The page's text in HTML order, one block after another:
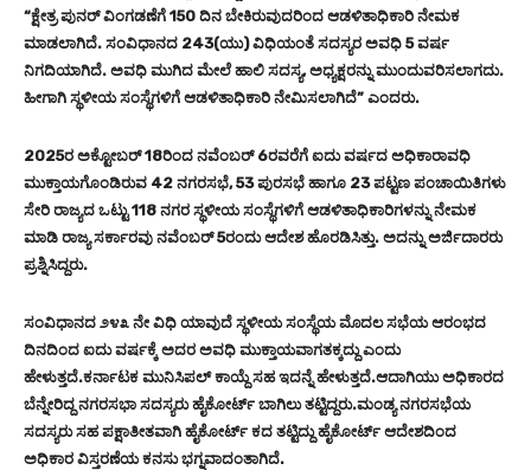
“ಕ್ಷೇತ್ರ ಪುನ‌ರ್ ವಿಂಗಡಣೆಗೆ 150 ದಿನ ಬೇಕಿರುವುದರಿಂದ ಆಡಳಿತಾಧಿಕಾರಿ ನೇಮಕ
ಮಾಡಲಾಗಿದೆ. ಸಂವಿಧಾನದ 243(ಯು) ವಿಧಿಯಂತೆ ಸದಸ್ಯರ ಅವಧಿ 5 ವರ್ಷ
ನಿಗದಿಯಾಗಿದೆ. ಅವಧಿ ಮುಗಿದ ಮೇಲೆ ಹಾಲಿ ಸದಸ್ಯ, ಅಧ್ಯಕ್ಷರನ್ನು ಮುಂದುವರಿಸಲಾಗದು.
ಹೀಗಾಗಿ ಸ್ಥಳೀಯ ಸಂಸ್ಥೆಗಳಿಗೆ ಆಡಳಿತಾಧಿಕಾರಿ ನೇಮಿಸಲಾಗಿದೆ” ಎಂದರು.
2025ರ ಅಕ್ಟೋಬ‌ರ್ 18ರಿಂದ ನವೆಂಬ‌ರ್ 6ರವರೆಗೆ ಐದು ವರ್ಷದ ಅಧಿಕಾರಾವಧಿ
ಮುಕ್ತಾಯಗೊಂಡಿರುವ 42 ನಗರಸಭೆ, 53 ಪುರಸಭೆ ಹಾಗೂ 23 ಪಟ್ಟಣ ಪಂಚಾಯಿತಿಗಳು
ಸೇರಿ ರಾಜ್ಯದ ಒಟ್ಟು 118 ನಗರ ಸ್ಥಳೀಯ ಸಂಸ್ಥೆಗಳಿಗೆ ಆಡಳಿತಾಧಿಕಾರಿಗಳನ್ನು ನೇಮಕ
ಮಾಡಿ ರಾಜ್ಯ ಸರ್ಕಾರವು ನವೆಂಬರ್ 5ರಂದು ಆದೇಶ ಹೊರಡಿಸಿತ್ತು. ಅದನ್ನು ಅರ್ಜಿದಾರರು
ಪ್ರಶ್ನಿಸಿದ್ದರು.
ಸಂವಿಧಾನದ ೨೪೩ ನೇ ವಿಧಿ ಯಾವುದೆ ಸ್ಥಳೀಯ ಸಂಸ್ಥೆಯ ಮೊದಲ ಸಭೆಯ ಆರಂಭದ
ದಿನದಿಂದ ಐದು ವರ್ಷಕ್ಕೆ ಅದರ ಅವಧಿ ಮುಕ್ತಾಯವಾಗತಕ್ಕದ್ದು ಎಂದು
ಹೇಳುತ್ತದೆ.ಕರ್ನಾಟಕ ಮುನಿಸಿಪಲ್ ಕಾಯ್ದೆ ಸಹ ಇದನ್ನೆ ಹೇಳುತ್ತದೆ‌.ಆದಾಗಿಯು ಅಧಿಕಾರದ
ಬೆನ್ನೇರಿದ್ದ ನಗರಸಭಾ ಸದಸ್ಯರು ಹೈಕೋರ್ಟ್ ಬಾಗಿಲು ತಟ್ಟಿದ್ದರು.ಮಂಡ್ಯ ನಗರಸಭೆಯ
ಸದಸ್ಯರು ಸಹ ಪಕ್ಷಾತೀತವಾಗಿ ಹೈಕೋರ್ಟ್ ಕದ ತಟ್ಟಿದ್ದು ಹೈಕೋರ್ಟ್ ಆದೇಶದಿಂದ
ಅಧಿಕಾರ ವಿಸ್ತರಣೆಯ ಕನಸು ಭಗ್ನವಾದಂತಾಗಿದೆ.